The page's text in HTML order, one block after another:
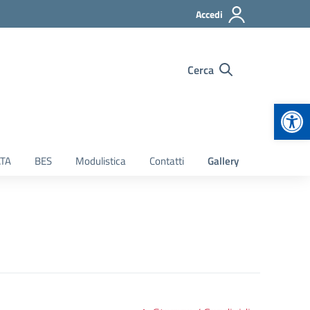
Accedi
Cerca
BES Modulistica Contatti Gallery